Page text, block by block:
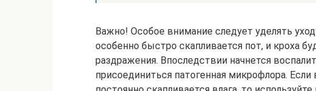
Важно! Особое внимание следует уделять
особенно быстро скапливается пот, и кроха
раздражения. Впоследствии начнется
присоединиться патогенная микрофлора.